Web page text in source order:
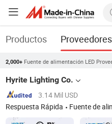
Productos Proveedores
2,000+ Fuente de alimentación LED
Hyrite Lighting Co.
3.14 Mil USD
Respuesta Rápida
Fuente de alimentación LED, controlador LED,